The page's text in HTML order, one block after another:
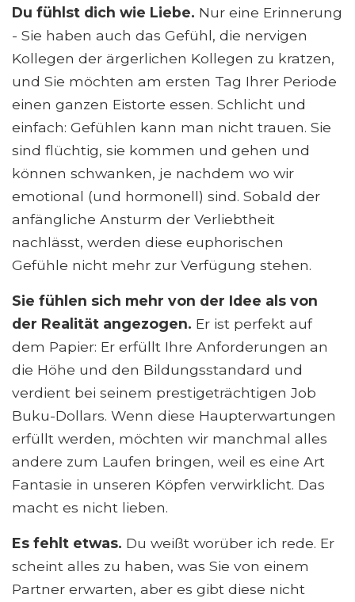
Du fühlst dich wie Liebe. Nur eine Erinnerung
- Sie haben auch das Gefühl, die nervigen
Kollegen der ärgerlichen Kollegen zu kratzen,
und Sie möchten am ersten Tag Ihrer Periode
einen ganzen Eistorte essen. Schlicht und
einfach: Gefühlen kann man nicht trauen. Sie
sind flüchtig, sie kommen und gehen und
können schwanken, je nachdem wo wir
emotional (und hormonell) sind. Sobald der
anfängliche Ansturm der Verliebtheit
nachlässt, werden diese euphorischen
Gefühle nicht mehr zur Verfügung stehen.
Sie fühlen sich mehr von der Idee als von
der Realität angezogen. Er ist perfekt auf
dem Papier: Er erfüllt Ihre Anforderungen an
die Höhe und den Bildungsstandard und
verdient bei seinem prestigeträchtigen Job
Buku-Dollars. Wenn diese Haupterwartungen
erfüllt werden, möchten wir manchmal alles
andere zum Laufen bringen, weil es eine Art
Fantasie in unseren Köpfen verwirklicht. Das
macht es nicht lieben.
Es fehlt etwas. Du weißt worüber ich rede. Er
scheint alles zu haben, was Sie von einem
Partner erwarten, aber es gibt diese nicht